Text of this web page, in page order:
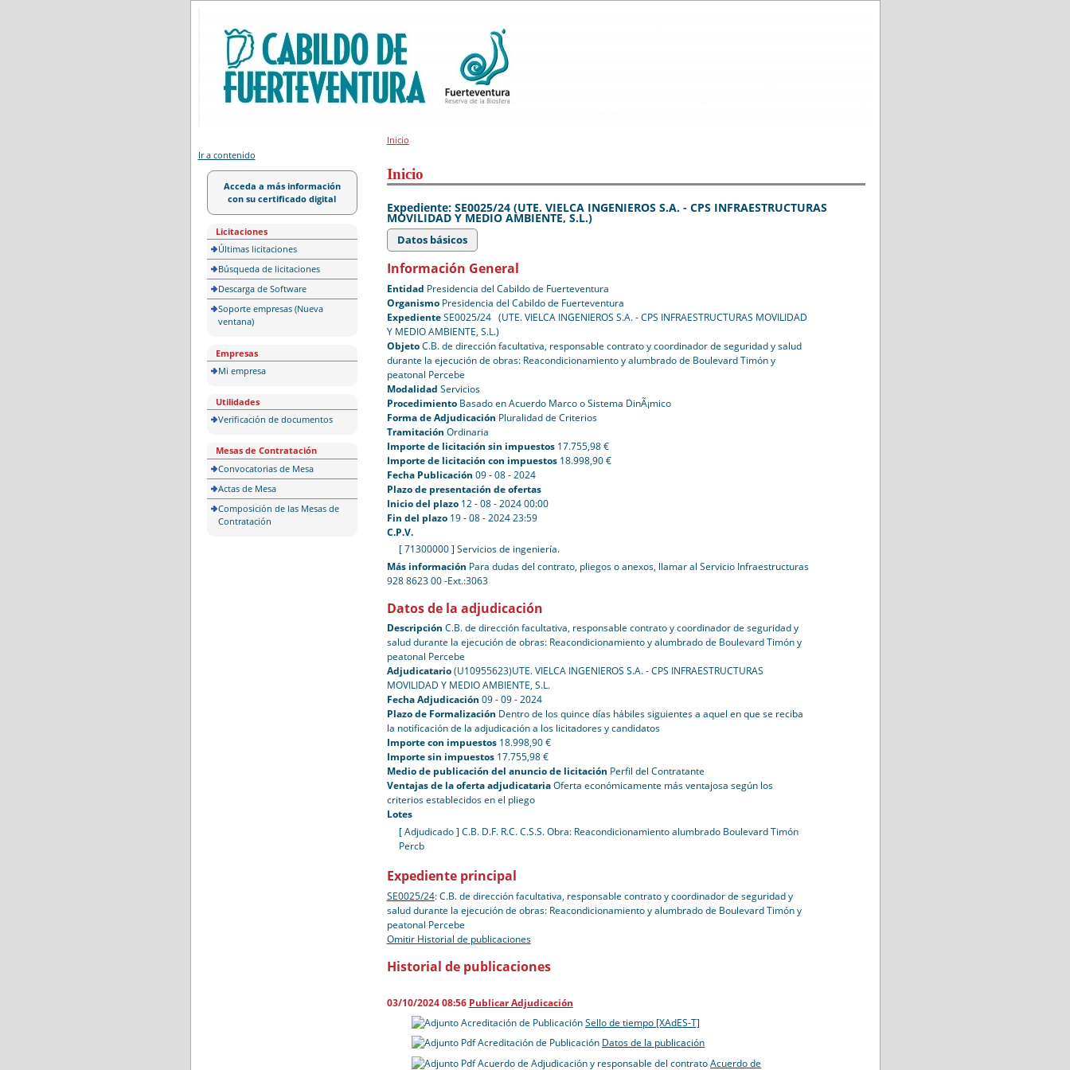
Ir a contenido
Acceda a más información
con su certificado digital
Licitaciones
Últimas licitaciones
Búsqueda de licitaciones
Descarga de Software
Soporte empresas (Nueva
ventana)
Empresas
Mi empresa
Utilidades
Verificación de documentos
Mesas de Contratación
Convocatorias de Mesa
Actas de Mesa
Composición de las Mesas de
Contratación
Inicio
Inicio
Expediente: SE0025/24 (UTE. VIELCA INGENIEROS S.A. - CPS INFRAESTRUCTURAS
MOVILIDAD Y MEDIO AMBIENTE, S.L.)
Datos básicos
Información General
Entidad Presidencia del Cabildo de Fuerteventura
Organismo Presidencia del Cabildo de Fuerteventura
ExpedienteSE0025/24 (UTE. VIELCA INGENIEROS S.A. - CPS INFRAESTRUCTURAS MOVILIDAD
Y MEDIO AMBIENTE, S.L.)
ObjetoC.B. de dirección facultativa, responsable contrato y coordinador de seguridad y salud
durante la ejecución de obras: Reacondicionamiento y alumbrado de Boulevard Timón y
peatonal Percebe
Modalidad Servicios
Procedimiento Basado en Acuerdo Marco o Sistema DinÃ¡mico
Forma de Adjudicación Pluralidad de Criterios
Tramitación Ordinaria
Importe de licitación sin impuestos 17.755,98 €
Importe de licitación con impuestos 18.998,90 €
Fecha Publicación 09 - 08 - 2024
Plazo de presentación de ofertas
Inicio del plazo 12 - 08 - 2024 00:00
Fin del plazo 19 - 08 - 2024 23:59
C.P.V.
[ 71300000 ]Servicios de ingeniería.
Más información Para dudas del contrato, pliegos o anexos, llamar al Servicio Infraestructuras
928 8623 00 -Ext.:3063
Datos de la adjudicación
Descripción C.B. de dirección facultativa, responsable contrato y coordinador de seguridad y
salud durante la ejecución de obras: Reacondicionamiento y alumbrado de Boulevard Timón y
peatonal Percebe
Adjudicatario(U10955623)UTE. VIELCA INGENIEROS S.A. - CPS INFRAESTRUCTURAS
MOVILIDAD Y MEDIO AMBIENTE, S.L.
Fecha Adjudicación 09 - 09 - 2024
Plazo de Formalización Dentro de los quince días hábiles siguientes a aquel en que se reciba
la notificación de la adjudicación a los licitadores y candidatos
Importe con impuestos 18.998,90 €
Importe sin impuestos 17.755,98 €
Medio de publicación del anuncio de licitación Perfil del Contratante
Ventajas de la oferta adjudicatariaOferta económicamente más ventajosa según los
criterios establecidos en el pliego
Lotes
[ Adjudicado ]C.B. D.F. R.C. C.S.S. Obra: Reacondicionamiento alumbrado Boulevard Timón
Percb
Expediente principal
SE0025/24:C.B. de dirección facultativa, responsable contrato y coordinador de seguridad y
salud durante la ejecución de obras: Reacondicionamiento y alumbrado de Boulevard Timón y
peatonal Percebe
Omitir Historial de publicaciones
Historial de publicaciones
03/10/2024 08:56 Publicar Adjudicación
Acreditación de PublicaciónSello de tiempo [XAdES-T]
Acreditación de Publicación Datos de la publicación
Acuerdo de Adjudicación y responsable del contratoAcuerdo de